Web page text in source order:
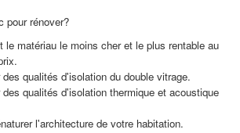
pour rénover?
le matériau le moins cher et le plus rentable au
qualités d'isolation du double vitrage.
des qualités d'isolation thermique et acoustique
l'architecture de votre habitation.